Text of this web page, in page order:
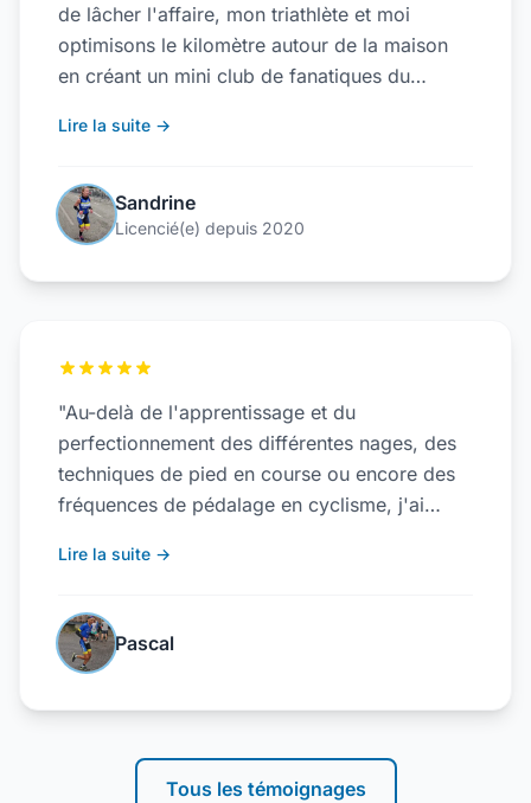
de lâcher l'affaire, mon triathlète et moi
optimisons le kilomètre autour de la maison
en créant un mini club de fanatiques du
nos presque voisins sont licenciés à
sommes invités à participer à LA sortie vélo
club du samedi... Un peu d'appréhension au
Lire la suite →
Sandrine
Licencié(e) depuis 2020
"Au-delà de l'apprentissage et du
perfectionnement des différentes nages, des
techniques de pied en course ou encore des
fréquences de pédalage en cyclisme, j'ai
engagés avec pour seule motivation la
chaque individu au bénéfice du collectif. Plus
qu'un club, c'est un regroupement d'amis qui
Lire la suite →
Pascal
Tous les témoignages